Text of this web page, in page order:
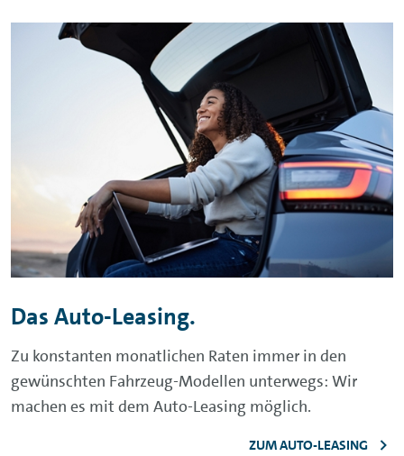
Das Auto-Leasing.
Zu konstanten monatlichen Raten immer in den
gewünschten Fahrzeug-Modellen unterwegs: Wir
machen es mit dem Auto-Leasing möglich.
ZUM AUTO-LEASING